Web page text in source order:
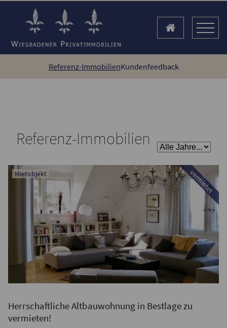
Referenz-ImmobilienKundenfeedback
Referenz-Immobilien
Herrschaftliche Altbauwohnung in Bestlage zu
vermieten!
Mietobjekt vermietet